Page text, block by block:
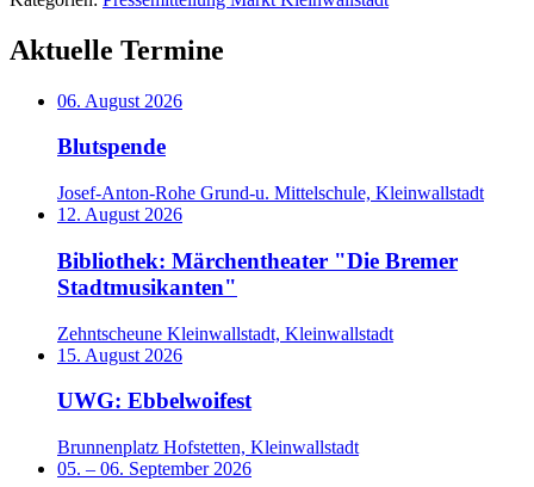
Aktuelle Termine
06. August 2026
Blutspende
Josef-Anton-Rohe Grund-u. Mittelschule, Kleinwallstadt
12. August 2026
Bibliothek: Märchentheater "Die Bremer
Stadtmusikanten"
Zehntscheune Kleinwallstadt, Kleinwallstadt
15. August 2026
UWG: Ebbelwoifest
Brunnenplatz Hofstetten, Kleinwallstadt
05. – 06. September 2026